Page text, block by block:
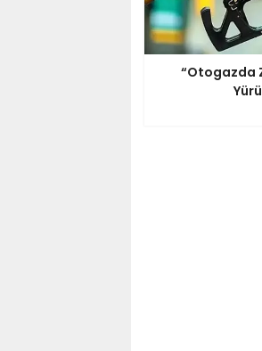
“Otogazda